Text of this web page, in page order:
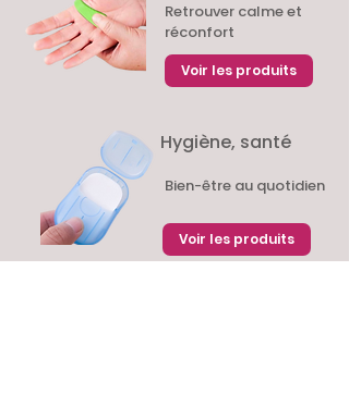
Voir les produits
Retrouver calme et
réconfort
Voir les produits
Hygiène, santé
Bien-être au quotidien